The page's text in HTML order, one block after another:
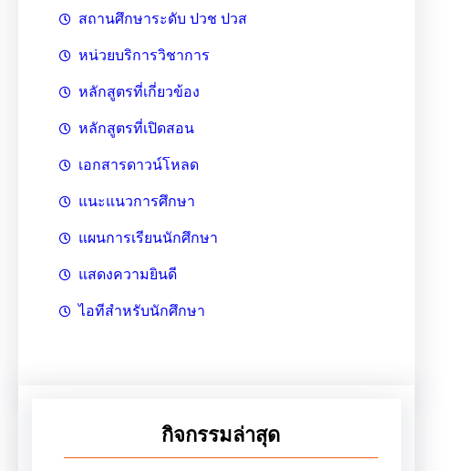
สถานศึกษาระดับ ปวช ปวส
หน่วยบริการวิชาการ
หลักสูตรที่เกี่ยวข้อง
หลักสูตรที่เปิดสอน
เอกสารดาวน์โหลด
แนะแนวการศึกษา
แผนการเรียนนักศึกษา
แสดงความยินดี
ไอทีสำหรับนักศึกษา
กิจกรรมล่าสุด